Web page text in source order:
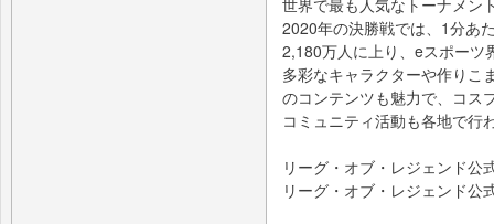
世界で最も人気なトーナメン
2020年の決勝戦では、1分あ
2,180万人に上り、eスポーツ
多彩なキャラクターや作りこ
のコンテンツも魅力で、コス
コミュニティ活動も各地で行
リーグ・オブ・レジェンド公
リーグ・オブ・レジェンド公